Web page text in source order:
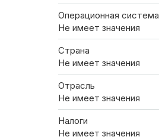
Операционная система
Не имеет значения
Страна
Не имеет значения
Отрасль
Не имеет значения
Налоги
Не имеет значения